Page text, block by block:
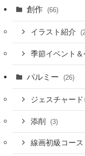
創作 (66)
イラスト紹介
季節イベント＆
パルミー (26)
ジェスチャー
添削 (3)
線画初級コース